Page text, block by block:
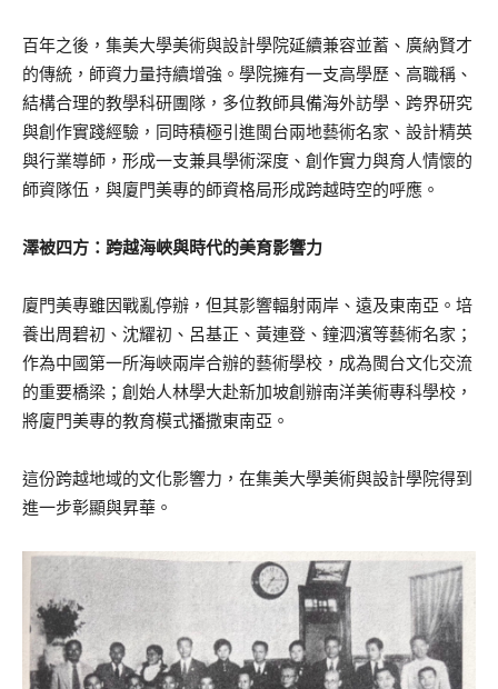
百年之後，集美大學美術與設計學院延續兼容並蓄、廣納賢才
的傳統，師資力量持續增強。學院擁有一支高學歷、高職稱、
結構合理的教學科研團隊，多位教師具備海外訪學、跨界研究
與創作實踐經驗，同時積極引進閩台兩地藝術名家、設計精英
與行業導師，形成一支兼具學術深度、創作實力與育人情懷的
師資隊伍，與廈門美專的師資格局形成跨越時空的呼應。
澤被四方：跨越海峽與時代的美育影響力
廈門美專雖因戰亂停辦，但其影響輻射兩岸、遠及東南亞。培
養出周碧初、沈耀初、呂基正、黃連登、鐘泗濱等藝術名家；
作為中國第一所海峽兩岸合辦的藝術學校，成為閩台文化交流
的重要橋梁；創始人林學大赴新加坡創辦南洋美術專科學校，
將廈門美專的教育模式播撒東南亞。
這份跨越地域的文化影響力，在集美大學美術與設計學院得到
進一步彰顯與昇華。